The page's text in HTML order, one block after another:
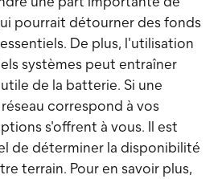
pourrait détourner des fonds
De plus, l'utilisation
systèmes peut entraîner
de la batterie. Si une
correspond à vos
s'offrent à vous. Il est
de déterminer la disponibilité
terrain. Pour en savoir plus,